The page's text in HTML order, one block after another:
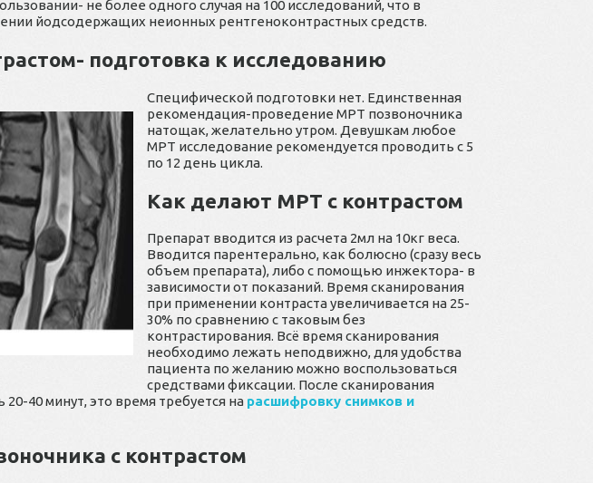
не более одного случая на 100 исследований, что в
йодсодержащих неионных рентгеноконтрастных средств.
подготовка к исследованию
Специфической подготовки нет. Единственная
рекомендация-проведение МРТ позвоночника
натощак, желательно утром. Девушкам любое
МРТ исследование рекомендуется проводить с 5
по 12 день цикла.
Как делают МРТ с контрастом
Препарат вводится из расчета 2мл на 10кг веса.
Вводится парентерально, как болюсно (сразу весь
объем препарата), либо с помощью инжектора- в
зависимости от показаний. Время сканирования
при применении контраста увеличивается на 25-
30% по сравнению с таковым без
контрастирования. Всё время сканирования
необходимо лежать неподвижно, для удобства
пациента по желанию можно воспользоваться
средствами фиксации. После сканирования
40 минут, это время требуется на расшифровку снимков и
с контрастом